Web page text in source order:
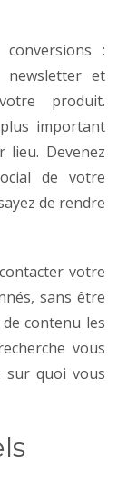
:
et
produit.
important
Devenez
de votre
de rendre
votre
sans être
contenu les
vous
sur quoi vous